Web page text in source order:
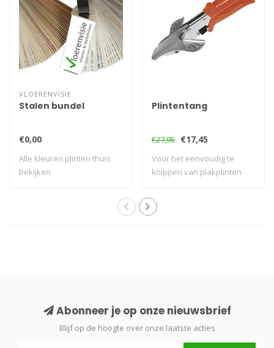
VLOERENVISIE
Stalen bundel
€0,00
Alle kleuren plinten thuis
bekijken
Plintentang
€27,95 €17,45
Voor het eenvoudig te
knippen van plakplinten
Abonneer je op onze nieuwsbrief
Blijf op de hoogte over onze laatste acties